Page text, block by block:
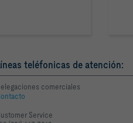
teléfonicas de atención:
comerciales
Service